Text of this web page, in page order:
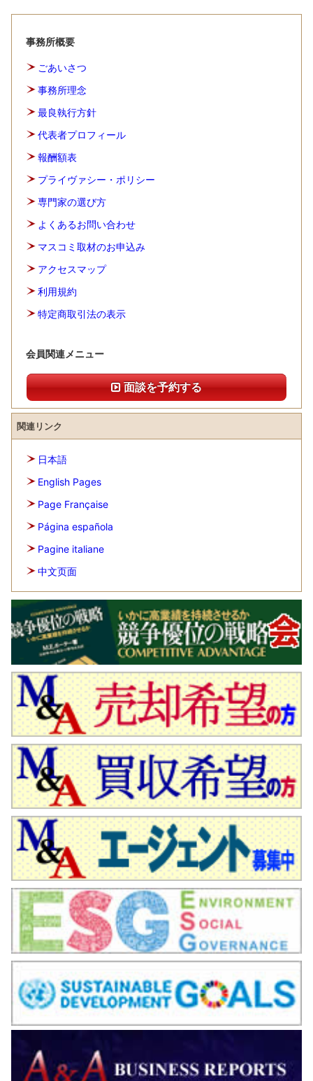
事務所概要
ごあいさつ
事務所理念
最良執行方針
代表者プロフィール
報酬額表
プライヴァシー・ポリシー
専門家の選び方
よくあるお問い合わせ
マスコミ取材のお申込み
アクセスマップ
利用規約
特定商取引法の表示
会員関連メニュー
面談を予約する
関連リンク
日本語
English Pages
Page Française
Página española
Pagine italiane
中文页面